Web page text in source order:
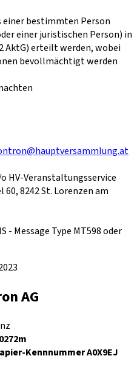
einer bestimmten Person
einer juristischen Person) in
AktG) erteilt werden, wobei
bevollmächtigt werden
HV-Veranstaltungsservice
60, 8242 St. Lorenzen am
- Message Type MT598 oder
AG
Kennnummer A0X9EJ